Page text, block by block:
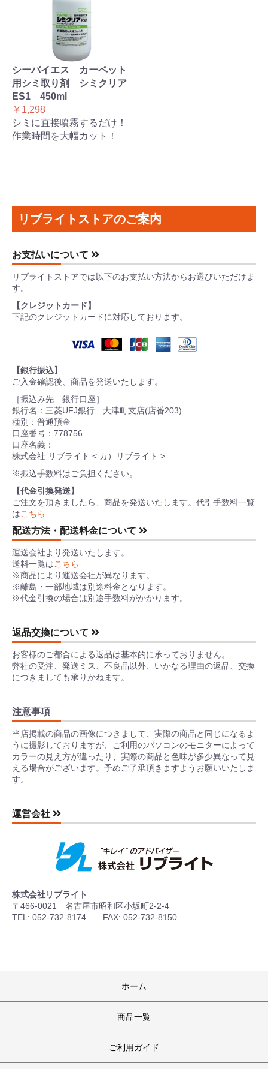
シーバイエス カーペット
用シミ取り剤 シミクリア
ES1 450ml
￥1,298
シミに直接噴霧するだけ！
作業時間を大幅カット！
リブライトストアのご案内
お支払いについて
リブライトストアでは以下のお支払い方法からお選びいただけま
す。
【クレジットカード】
下記のクレジットカードに対応しております。
【銀行振込】
ご入金確認後、商品を発送いたします。
［振込み先 銀行口座］
銀行名：三菱UFJ銀行 大津町支店(店番203)
種別：普通預金
口座番号：778756
口座名義：
株式会社 リブライト < カ）リブライト >
※振込手数料はご負担ください。
【代金引換発送】
ご注文を頂きましたら、商品を発送いたします。代引手数料一覧
はこちら
配送方法・配送料金について
運送会社より発送いたします。
送料一覧はこちら
※商品により運送会社が異なります。
※離島・一部地域は別途料金となります。
※代金引換の場合は別途手数料がかかります。
返品交換について
お客様のご都合による返品は基本的に承っておりません。
弊社の受注、発送ミス、不良品以外、いかなる理由の返品、交換
につきましても承りかねます。
注意事項
当店掲載の商品の画像につきまして、実際の商品と同じになるよ
うに撮影しておりますが、ご利用のパソコンのモニターによって
カラーの見え方が違ったり、実際の商品と色味が多少異なって見
える場合がございます。予めご了承頂きますようお願いいたしま
す。
運営会社
株式会社リブライト
〒466-0021 名古屋市昭和区小坂町2-2-4
TEL: 052-732-8174 FAX: 052-732-8150
ホーム
商品一覧
ご利用ガイド